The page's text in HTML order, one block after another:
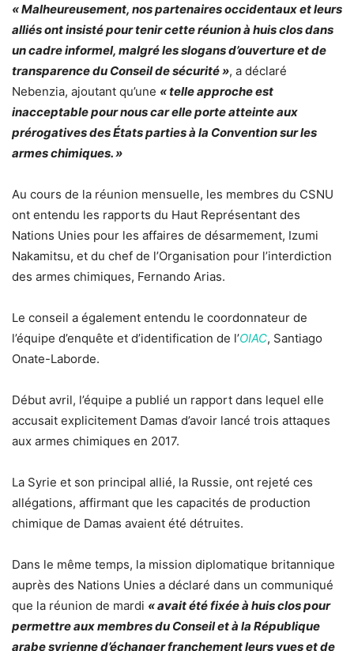
« Malheureusement, nos partenaires occidentaux et leurs
alliés ont insisté pour tenir cette réunion à huis clos dans
un cadre informel, malgré les slogans d’ouverture et de
transparence du Conseil de sécurité », a déclaré
Nebenzia, ajoutant qu’une « telle approche est
inacceptable pour nous car elle porte atteinte aux
prérogatives des États parties à la Convention sur les
armes chimiques. »
Au cours de la réunion mensuelle, les membres du CSNU
ont entendu les rapports du Haut Représentant des
Nations Unies pour les affaires de désarmement, Izumi
Nakamitsu, et du chef de l’Organisation pour l’interdiction
des armes chimiques, Fernando Arias.
Le conseil a également entendu le coordonnateur de
l’équipe d’enquête et d’identification de l’OIAC, Santiago
Onate-Laborde.
Début avril, l’équipe a publié un rapport dans lequel elle
accusait explicitement Damas d’avoir lancé trois attaques
aux armes chimiques en 2017.
La Syrie et son principal allié, la Russie, ont rejeté ces
allégations, affirmant que les capacités de production
chimique de Damas avaient été détruites.
Dans le même temps, la mission diplomatique britannique
auprès des Nations Unies a déclaré dans un communiqué
que la réunion de mardi « avait été fixée à huis clos pour
permettre aux membres du Conseil et à la République
arabe syrienne d’échanger franchement leurs vues et de